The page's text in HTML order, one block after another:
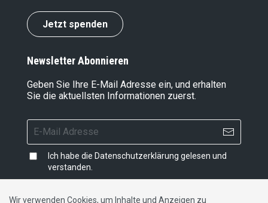
Jetzt spenden
Newsletter Abonnieren
Geben Sie Ihre E-Mail Adresse ein, und erhalten
Sie die aktuellsten Informationen zuerst.
Ich habe die Datenschutzerklärung gelesen und
verstanden.
Wir verwenden Cookies, um Inhalte und Anzeigen zu